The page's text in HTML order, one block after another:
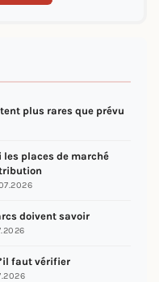
plus rares que prévu
les places de marché
doivent savoir
faut vérifier